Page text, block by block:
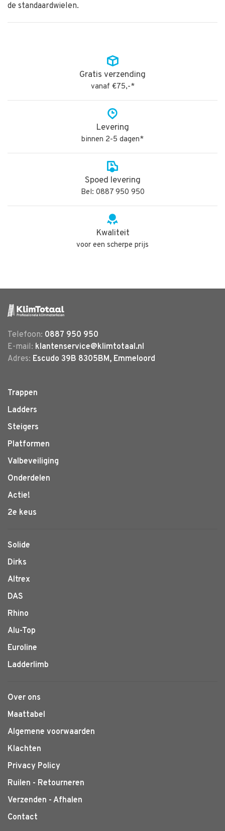
de standaardwielen.
Gratis verzending
vanaf €75,-*
Levering
binnen 2-5 dagen*
Spoed levering
Bel: 0887 950 950
Kwaliteit
voor een scherpe prijs
Telefoon: 0887 950 950
E-mail: klantenservice@klimtotaal.nl
Adres: Escudo 39B 8305BM, Emmeloord
Trappen
Ladders
Steigers
Platformen
Valbeveiliging
Onderdelen
Actie!
2e keus
Solide
Dirks
Altrex
DAS
Rhino
Alu-Top
Euroline
Ladderlimb
Over ons
Maattabel
Algemene voorwaarden
Klachten
Privacy Policy
Ruilen - Retourneren
Verzenden - Afhalen
Contact